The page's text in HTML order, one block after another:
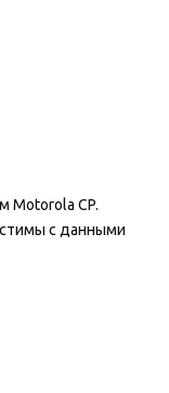
Motorola CP.
с данными